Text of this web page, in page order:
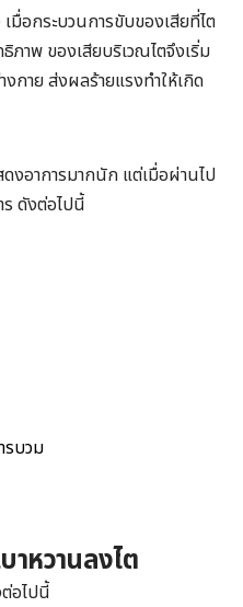
มื่อกระบวนการขับของเสียที่ไต
ภาพ ของเสียบริเวณไตจึงเริ่ม
กาย ส่งผลร้ายแรงทำให้เกิด
ดงอาการมากนัก แต่เมื่อผ่านไป
ร ดังต่อไปนี้
รบวม
าหวานลงไต
อไปนี้